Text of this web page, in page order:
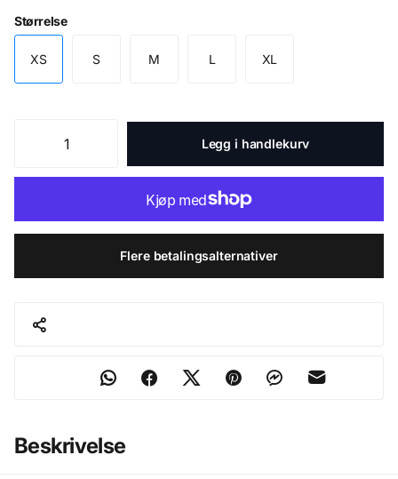
Størrelse
XS S M L XL
Legg i handlekurv
Flere betalingsalternativer
Beskrivelse